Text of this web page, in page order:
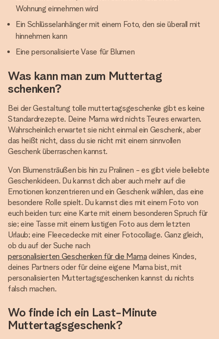
Wohnung einnehmen wird
Ein Schlüsselanhänger mit einem Foto, den sie überall mit
hinnehmen kann
Eine personalisierte Vase für Blumen
Was kann man zum Muttertag
schenken?
Bei der Gestaltung tolle muttertagsgeschenke gibt es keine
Standardrezepte. Deine Mama wird nichts Teures erwarten.
Wahrscheinlich erwartet sie nicht einmal ein Geschenk, aber
das heißt nicht, dass du sie nicht mit einem sinnvollen
Geschenk überraschen kannst.
Von Blumensträußen bis hin zu Pralinen - es gibt viele beliebte
Geschenkideen. Du kannst dich aber auch mehr auf die
Emotionen konzentrieren und ein Geschenk wählen, das eine
besondere Rolle spielt. Du kannst dies mit einem Foto von
euch beiden tun: eine Karte mit einem besonderen Spruch für
sie; eine Tasse mit einem lustigen Foto aus dem letzten
Urlaub; eine Fleecedecke mit einer Fotocollage. Ganz gleich,
ob du auf der Suche nach
personalisierten Geschenken für die Mama deines Kindes,
deines Partners oder für deine eigene Mama bist, mit
personalisierten Muttertagsgeschenken kannst du nichts
falsch machen.
Wo finde ich ein Last-Minute
Muttertagsgeschenk?